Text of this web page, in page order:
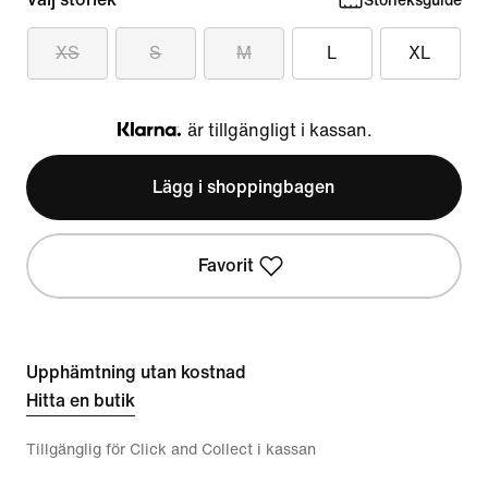
XS S M L XL
Klarna
är tillgängligt i kassan.
Lägg i shoppingbagen
Favorit
Upphämtning utan kostnad
Hitta en butik
Tillgänglig för Click and Collect i kassan